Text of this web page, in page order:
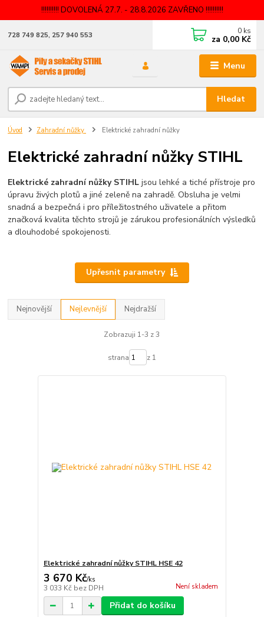
!!!!!!!!!! DOVOLENÁ 27.7. - 28.8.2026 ZAVŘENO !!!!!!!!!!
Menu
Hledat
728 749 825, 257 940 553 0 ks
za 0,00 Kč
Úvod Zahradní nůžky Elektrické zahradní nůžky
Elektrické zahradní nůžky STIHL
Elektrické zahradní nůžky STIHL jsou lehké a tiché přístroje pro
úpravu živých plotů a jiné zeleně na zahradě. Obsluha je velmi
snadná a bezpečná i pro příležitostného uživatele a přitom
značková kvalita těchto strojů je zárukou profesionálních výsledků
a dlouhodobé spokojenosti.
Upřesnit parametry
Nejnovější Nejlevnější Nejdražší
Zobrazuji 1-3 z 3
strana z 1
Elektrické zahradní nůžky STIHL HSE 42
3 670 Kč/ks
3 033 Kč bez DPH Není skladem
Přidat do košíku